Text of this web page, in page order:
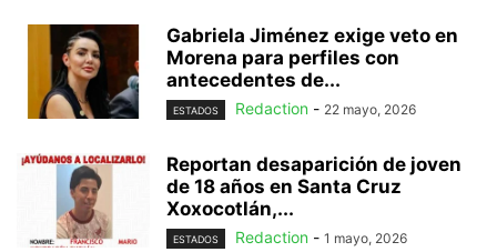
Gabriela Jiménez exige veto en
Morena para perfiles con
antecedentes de...
ESTADOS Redaction - 22 mayo, 2026
Reportan desaparición de joven
de 18 años en Santa Cruz
Xoxocotlán,...
ESTADOS Redaction - 1 mayo, 2026